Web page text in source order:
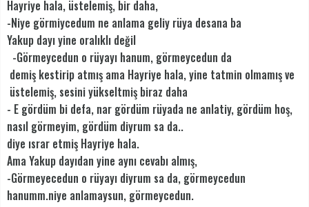
Hayriye hala, üstelemiş, bir daha,
-Niye görmiycedum ne anlama geliy rüya desana ba
Yakup dayı yine oralıklı değil
-Görmeycedun o rüyayı hanum, görmeycedun da
demiş kestirip atmış ama Hayriye hala, yine tatmin olmamış ve
üstelemiş, sesini yükseltmiş biraz daha
- E gördüm bi defa, nar gördüm rüyada ne anlatiy, gördüm hoş,
nasıl görmeyim, gördüm diyrum sa da..
diye ısrar etmiş Hayriye hala.
Ama Yakup dayıdan yine aynı cevabı almış,
-Görmeyecedun o rüyayı diyrum sa da, görmeycedun
hanumm.niye anlamaysun, görmeycedun.